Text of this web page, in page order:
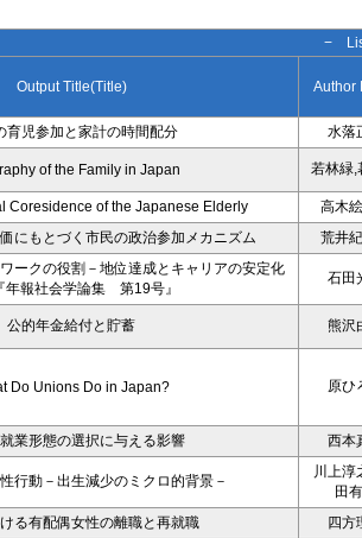
−
Output Title(Title) Author
育児参加と家計の時間配分 水落
of the Family in Japan 若林緑,
Coresidence of the Japanese Elderly
高木
にもとづく市民の政治参加メカニズム
荒井
ークの役割－地位達成とキャリアの安定化
年報社会学論集 第19号』
石田
公的年金給付と貯蓄 熊沢
Do Unions Do in Japan? 原ひ
業形態の選択に与える影響 西本
行動－出生減少のミクロ的背景－
川上淳
田
る有配偶女性の離職と再就職
四方